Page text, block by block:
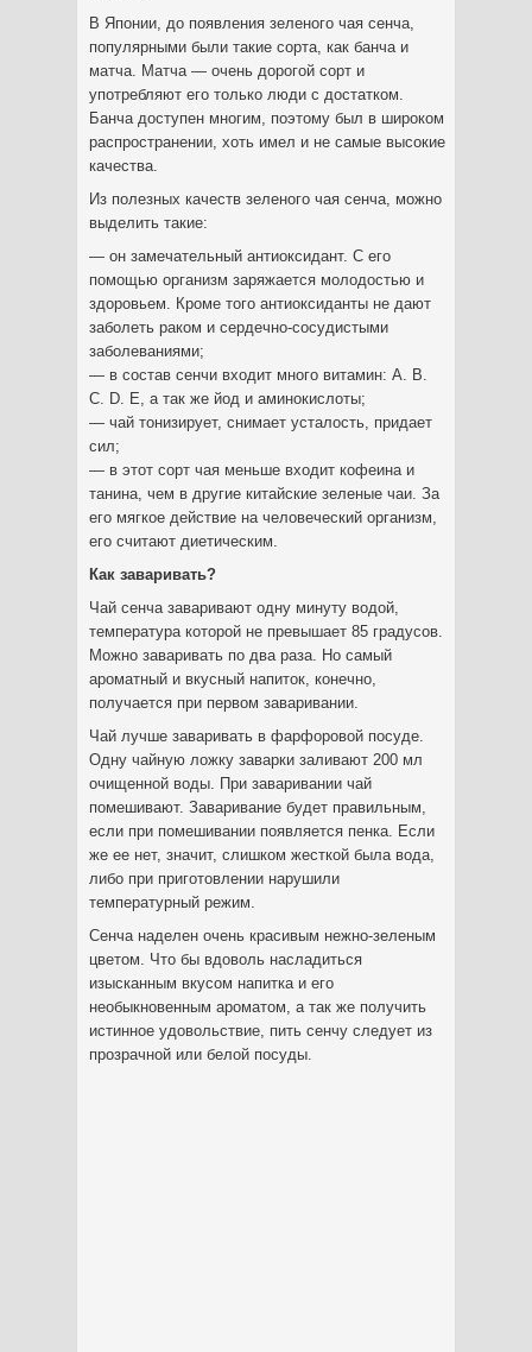
В Японии, до появления зеленого чая сенча,
популярными были такие сорта, как банча и
матча. Матча — очень дорогой сорт и
употребляют его только люди с достатком.
Банча доступен многим, поэтому был в широком
распространении, хоть имел и не самые высокие
качества.
Из полезных качеств зеленого чая сенча, можно
выделить такие:
— он замечательный антиоксидант. С его
помощью организм заряжается молодостью и
здоровьем. Кроме того антиоксиданты не дают
заболеть раком и сердечно-сосудистыми
заболеваниями;
— в состав сенчи входит много витамин: А. В.
С. D. Е, а так же йод и аминокислоты;
— чай тонизирует, снимает усталость, придает
сил;
— в этот сорт чая меньше входит кофеина и
танина, чем в другие китайские зеленые чаи. За
его мягкое действие на человеческий организм,
его считают диетическим.
Как заваривать?
Чай сенча заваривают одну минуту водой,
температура которой не превышает 85 градусов.
Можно заваривать по два раза. Но самый
ароматный и вкусный напиток, конечно,
получается при первом заваривании.
Чай лучше заваривать в фарфоровой посуде.
Одну чайную ложку заварки заливают 200 мл
очищенной воды. При заваривании чай
помешивают. Заваривание будет правильным,
если при помешивании появляется пенка. Если
же ее нет, значит, слишком жесткой была вода,
либо при приготовлении нарушили
температурный режим.
Сенча наделен очень красивым нежно-зеленым
цветом. Что бы вдоволь насладиться
изысканным вкусом напитка и его
необыкновенным ароматом, а так же получить
истинное удовольствие, пить сенчу следует из
прозрачной или белой посуды.